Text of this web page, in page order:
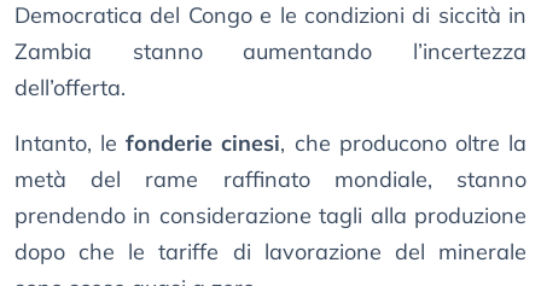
Democratica del Congo e le condizioni di siccità in
Zambia stanno aumentando l’incertezza
dell’offerta.
Intanto, lefonderie cinesi, che producono oltre la
metà del rame raffinato mondiale, stanno
prendendo in considerazione tagli alla produzione
dopo che le tariffe di lavorazione del minerale